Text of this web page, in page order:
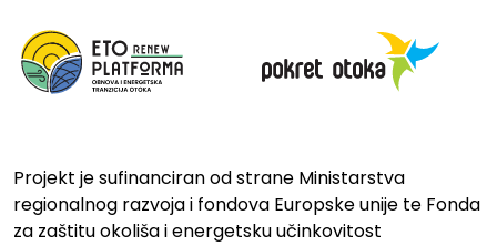
Projekt je sufinanciran od strane Ministarstva
regionalnog razvoja i fondova Europske unije te Fonda
za zaštitu okoliša i energetsku učinkovitost